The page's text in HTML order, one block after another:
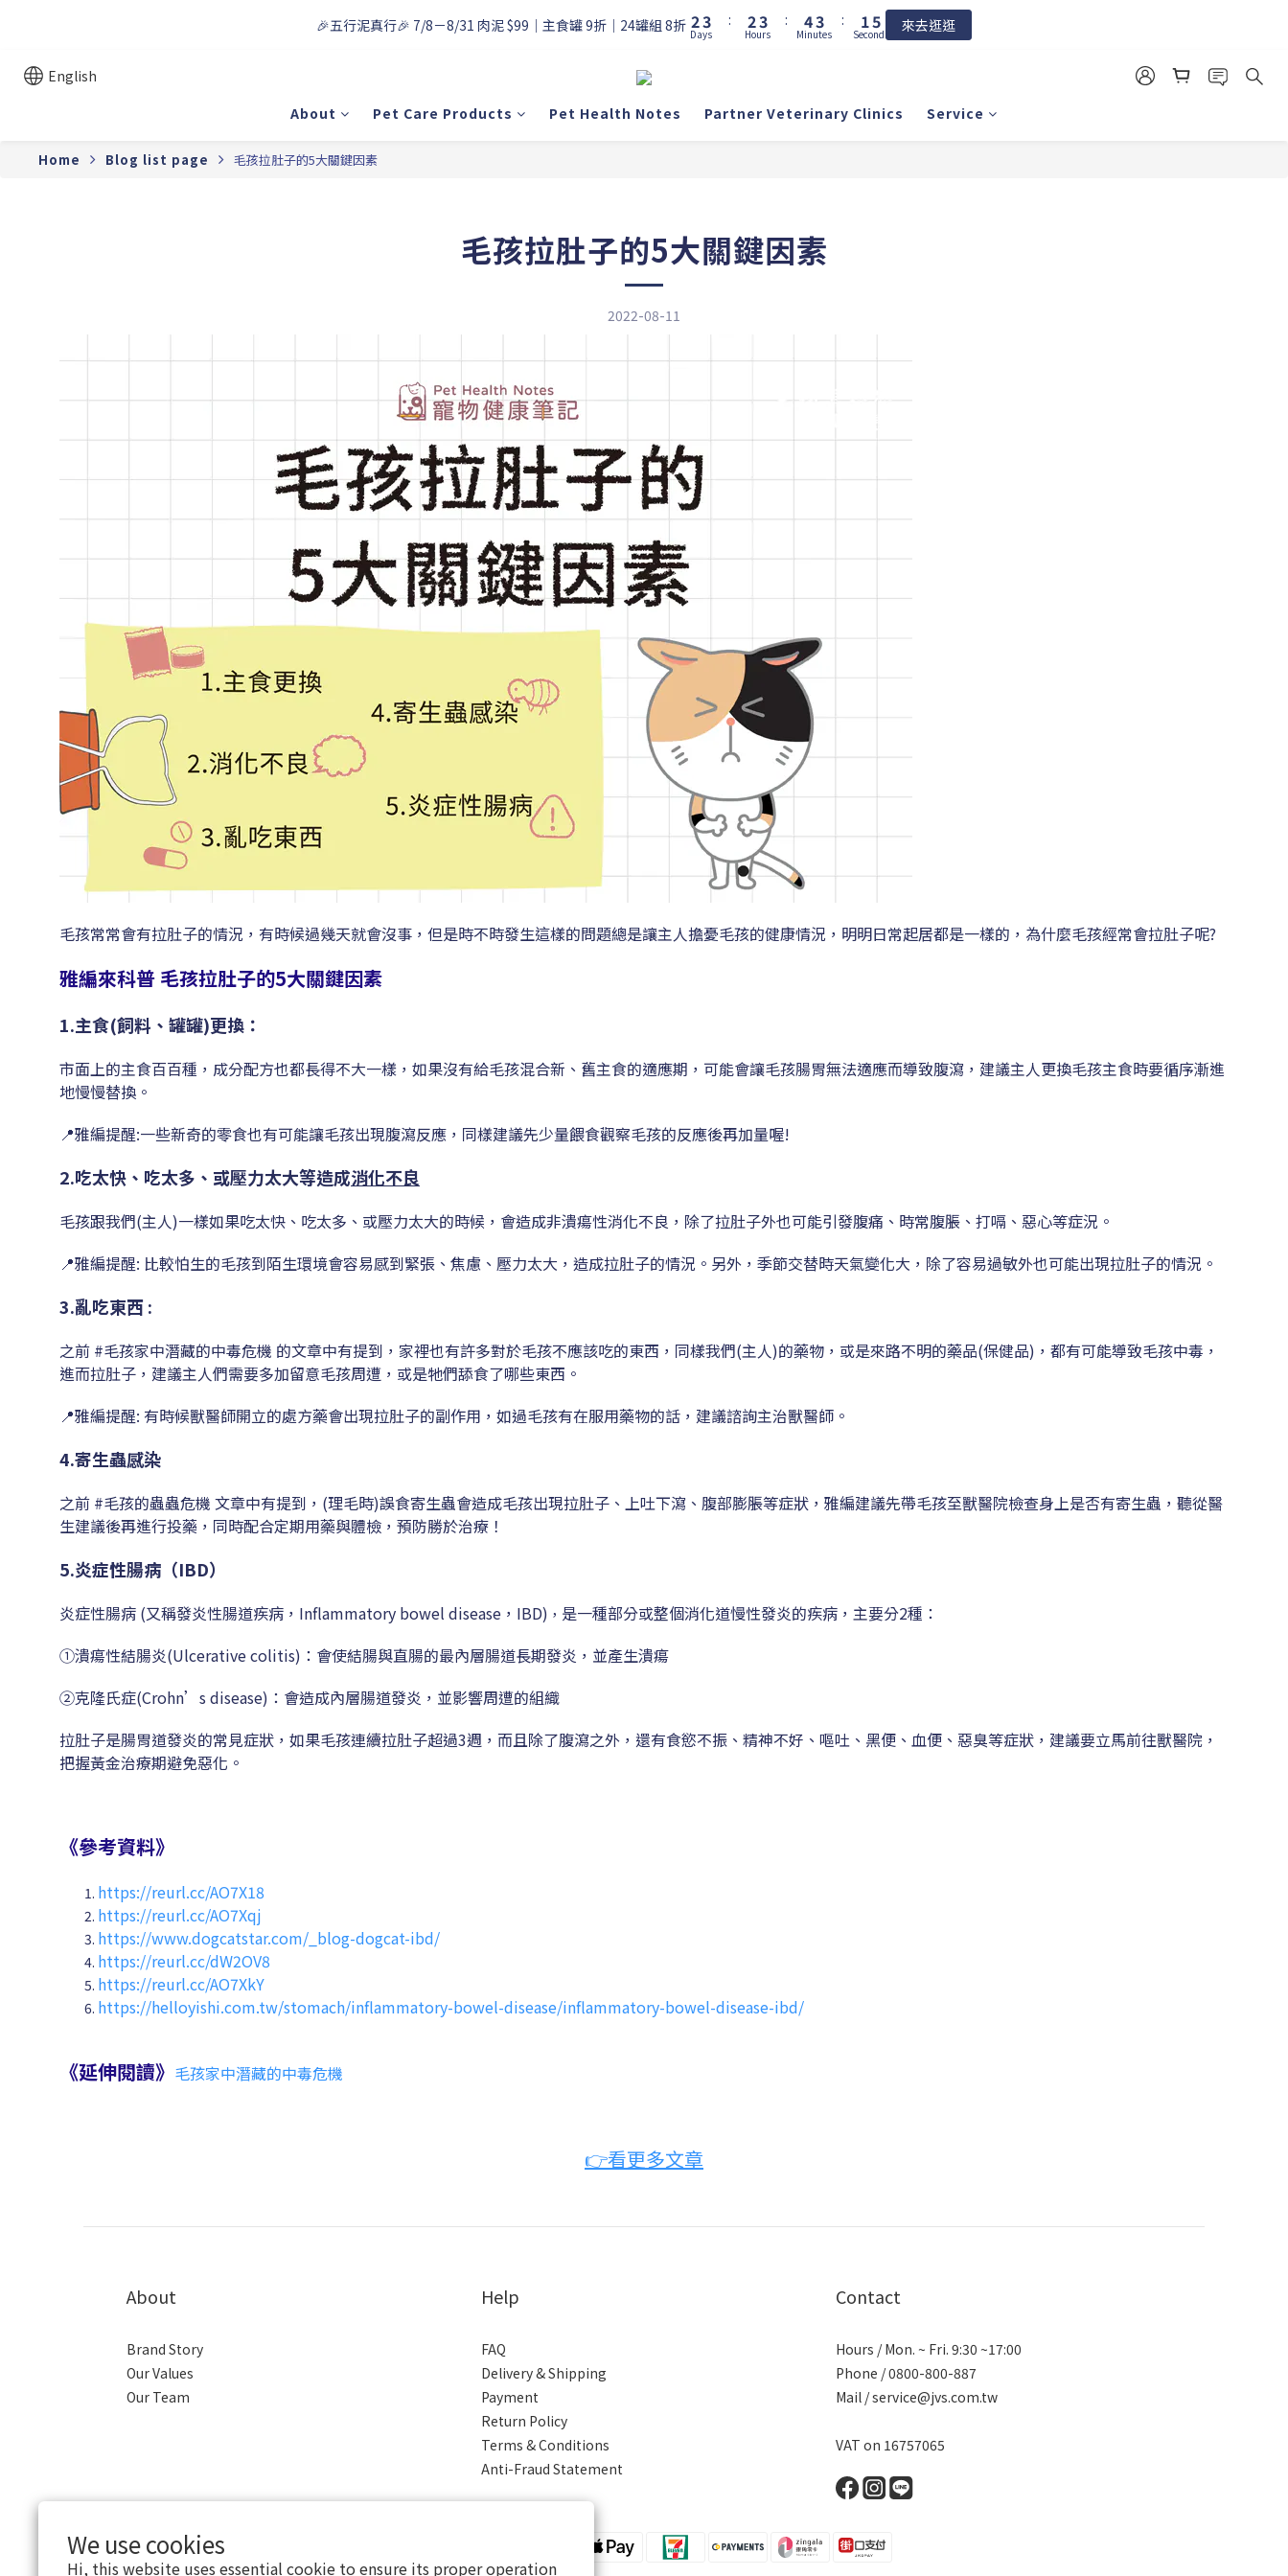
We use cookies
Hi, this website uses essential cookie to ensure its proper operation
🎉五行泥真行🎉 7/8－8/31 肉泥 $99｜主食罐 9折｜24罐組 8折 2
1
3
2
Days
:
2
1
3
2
Hours
:
4
3
0
3
2
Minutes
:
1
0
5
4
1
0
Seconds 來去逛逛
English
About
Pet Care Products Pet Health Notes Partner Veterinary Clinics Service
Home Blog list page 毛孩拉肚子的5大關鍵因素
毛孩拉肚子的5大關鍵因素
2022-08-11
毛孩常常會有拉肚子的情況，有時候過幾天就會沒事，但是時不時發生這樣的問題總是讓主人擔憂毛孩的健康情況，明明日常起居都是一樣的，為什麼毛孩經常會拉肚子呢?
雅編來科普 毛孩拉肚子的5大關鍵因素
1.主食(飼料、罐罐)更換：
市面上的主食百百種，成分配方也都長得不大一樣，如果沒有給毛孩混合新、舊主食的適應期，可能會讓毛孩腸胃無法適應而導致腹瀉，建議主人更換毛孩主食時要循序漸進
地慢慢替換。
📍雅編提醒:一些新奇的零食也有可能讓毛孩出現腹瀉反應，同樣建議先少量餵食觀察毛孩的反應後再加量喔!
2.吃太快、 吃太多、或壓力太大等造成消化不良
毛孩跟我們(主人)一樣如果吃太快、吃太多、或壓力太大的時候，會造成非潰瘍性消化不良，除了拉肚子外也可能引發腹痛、時常腹脹、打嗝、惡心等症況。
📍雅編提醒: 比較怕生的毛孩到陌生環境會容易感到緊張、焦慮、壓力太大，造成拉肚子的情況。另外，季節交替時天氣變化大，除了容易過敏外也可能出現拉肚子的情況。
3.亂吃東西 :
之前 #毛孩家中潛藏的中毒危機 的文章中有提到，家裡也有許多對於毛孩不應該吃的東西，同樣我們(主人)的藥物，或是來路不明的藥品(保健品)，都有可能導致毛孩中毒，
進而拉肚子，建議主人們需要多加留意毛孩周遭，或是牠們舔食了哪些東西。
📍雅編提醒: 有時候獸醫師開立的處方藥會出現拉肚子的副作用，如過毛孩有在服用藥物的話，建議諮詢主治獸醫師。
4.寄生蟲感染
之前 #毛孩的蟲蟲危機 文章中有提到，(理毛時)誤食寄生蟲會造成毛孩出現拉肚子、上吐下瀉、腹部膨脹等症狀，雅編建議先帶毛孩至獸醫院檢查身上是否有寄生蟲，聽從醫
生建議後再進行投藥，同時配合定期用藥與體檢，預防勝於治療！
5.炎症性腸病（IBD）
炎症性腸病 (又稱發炎性腸道疾病，Inflammatory bowel disease，IBD) ， 是一種部分或整個消化道慢性發炎的疾病，主要分2種：
①潰瘍性結腸炎(Ulcerative colitis)：會使結腸與直腸的最內層腸道長期發炎，並產生潰瘍
②克隆氏症(Crohn’s disease)：會造成內層腸道發炎，並影響周遭的組織
拉肚子是腸胃道發炎的常見症狀，如果毛孩連續拉肚子超過3週，而且除了腹瀉之外，還有食慾不振、精神不好、嘔吐、黑便、血便、惡臭等症狀，建議要立馬前往獸醫院，
把握黃金治療期避免惡化。
《參考資料》
https://reurl.cc/AO7X18
https://reurl.cc/AO7Xqj
https://www.dogcatstar.com/_blog-dogcat-ibd/
https://reurl.cc/dW2OV8
https://reurl.cc/AO7XkY
https://helloyishi.com.tw/stomach/inflammatory-bowel-disease/inflammatory-bowel-disease-ibd/
《延伸閱讀》 毛孩家中潛藏的中毒危機
👉看更多文章
About
Brand Story
Our Values
Our Team
Help
FAQ
Delivery & Shipping
Payment
Return Policy
Terms & Conditions
Anti-Fraud Statement
Contact
Hours / Mon. ~ Fri. 9:30 ~17:00
Phone / 0800-800-887
Mail / service@jvs.com.tw
VAT on 16757065